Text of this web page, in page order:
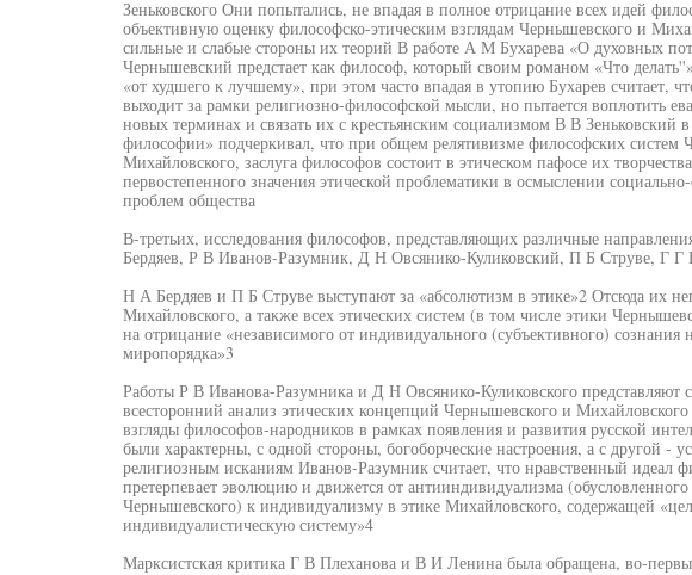
Зеньковского Они попытались, не впадая в полное отрицание всех идей
объективную оценку философско-этическим взглядам Чернышевского и
сильные и слабые стороны их теорий В работе А М Бухарева «О духовных
Чернышевский предстает как философ, который своим романом «Что делать''»
«от худшего к лучшему», при этом часто впадая в утопию Бухарев считает,
выходит за рамки религиозно-философской мысли, но пытается воплотить
новых терминах и связать их с крестьянским социализмом В В Зеньковский
философии» подчеркивал, что при общем релятивизме философских систем
Михайловского, заслуга философов состоит в этическом пафосе их
первостепенного значения этической проблематики в осмыслении
проблем общества
В-третьих, исследования философов, представляющих различные
Бердяев, Р В Иванов-Разумник, Д Н Овсянико-Куликовский, П Б Струве, Г
Н А Бердяев и П Б Струве выступают за «абсолютизм в этике»2 Отсюда их
Михайловского, а также всех этических систем (в том числе этики
на отрицание «независимого от индивидуального (субъективного) сознания
миропорядка»3
Работы Р В Иванова-Разумника и Д Н Овсянико-Куликовского представляют
всесторонний анализ этических концепций Чернышевского и
взгляды философов-народников в рамках появления и развития русской
были характерны, с одной стороны, богоборческие настроения, а с другой -
религиозным исканиям Иванов-Разумник считает, что нравственный идеал
претерпевает эволюцию и движется от антииндивидуализма
Чернышевского) к индивидуализму в этике Михайловского, содержащей
индивидуалистическую систему»4
Марксистская критика Г В Плеханова и В И Ленина была обращена, во-